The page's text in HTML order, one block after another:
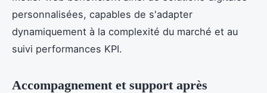
personnalisées, capables de s'adapter
dynamiquement à la complexité du marché et au
suivi performances KPI.
Accompagnement et support après